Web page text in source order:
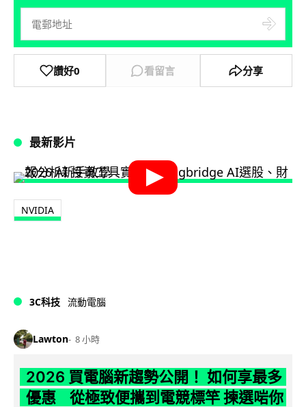
讚好0 看留言 分享
最新影片
NVIDIA
3C科技 流動電腦
Lawton 8 小時
2026 買電腦新趨勢公開！ 如何享最多
優惠 從極致便攜到電競標竿 揀選啱你